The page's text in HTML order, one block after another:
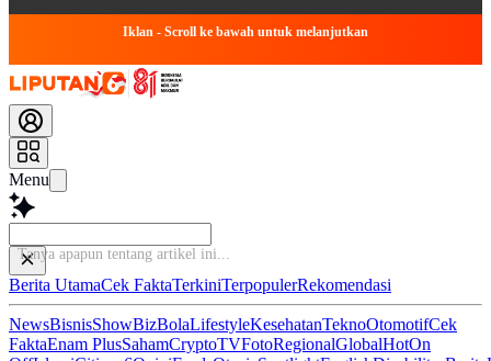
Iklan - Scroll ke bawah untuk melanjutkan
Menu
Baca lebih c
Berita UtamaCek FaktaTerkiniTerpopulerRekomendasi
NewsBisnisShowBizBolaLifestyleKesehatanTeknoOtomotifCek
FaktaEnam PlusSahamCryptoTVFotoRegionalGlobalHotOn